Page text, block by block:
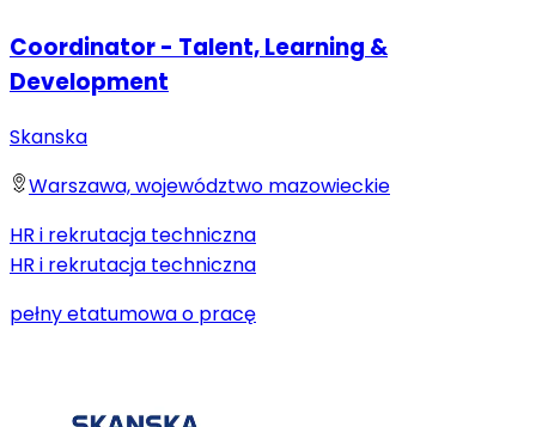
Coordinator - Talent, Learning &
Development
Skanska
Warszawa, województwo mazowieckie
HR i rekrutacja techniczna
HR i rekrutacja techniczna
pełny etatumowa o pracę